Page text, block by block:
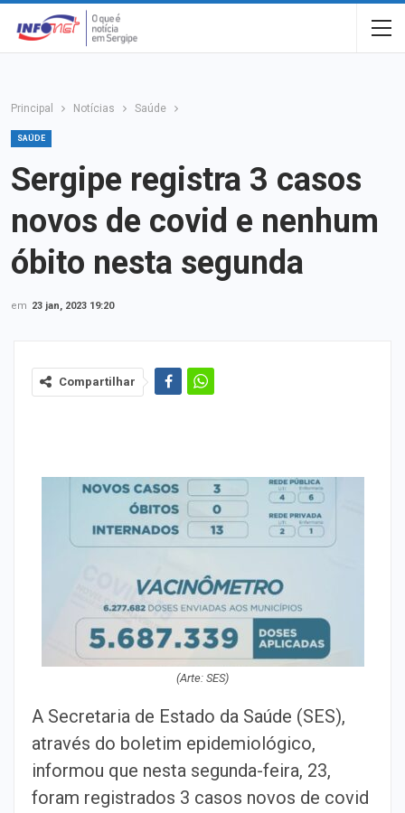
Principal Notícias Saúde
SAÚDE
Sergipe registra 3 casos
novos de covid e nenhum
óbito nesta segunda
em 23 jan, 2023 19:20
Compartilhar
(Arte: SES)
A Secretaria de Estado da Saúde (SES),
através do boletim epidemiológico,
informou que nesta segunda-feira, 23,
foram registrados 3 casos novos de covid